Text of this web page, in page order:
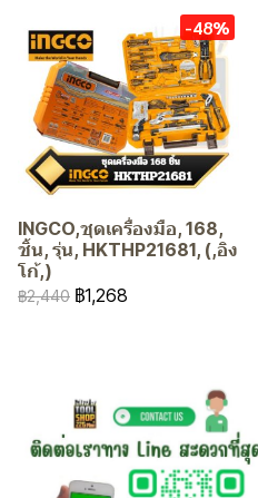
-48%
INGCO,ชุดเครื่องมือ, 168,
ชิ้น, รุ่น, HKTHP21681, (,อิง
โก้,)
฿2,440 ฿1,268